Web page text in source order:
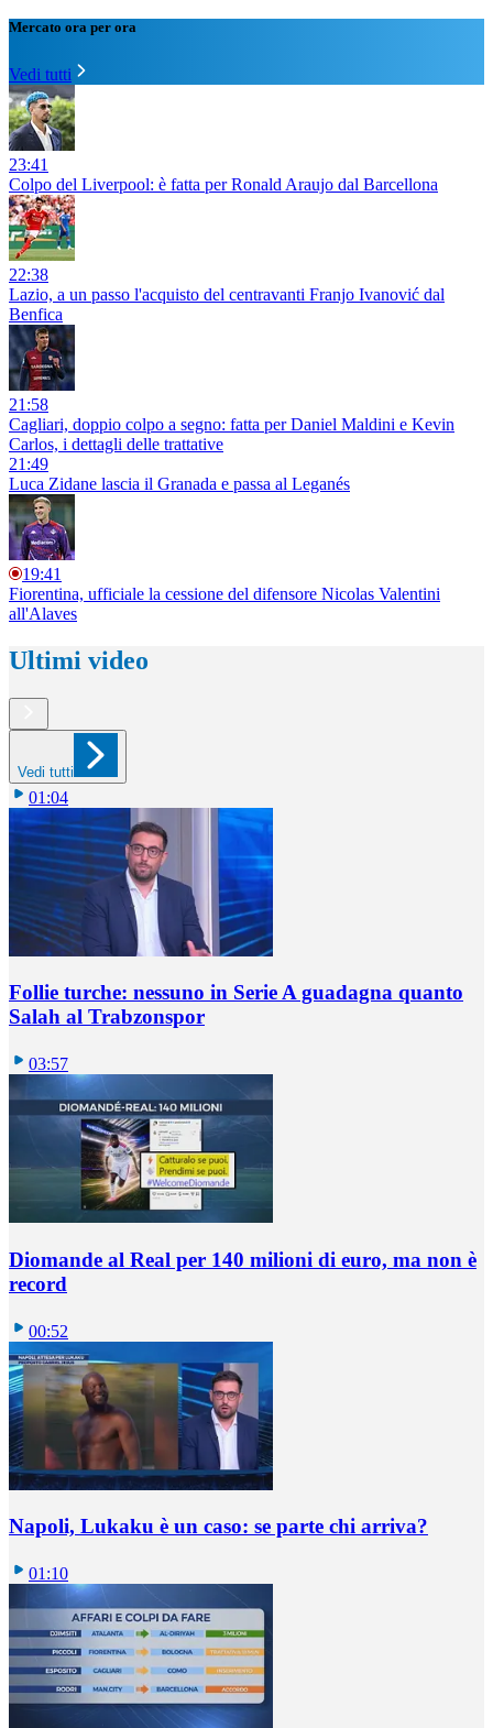
Mercato ora per ora
Vedi tutti
23:41
Colpo del Liverpool: è fatta per Ronald Araujo dal Barcellona
22:38
Lazio, a un passo l'acquisto del centravanti Franjo Ivanović dal
Benfica
21:58
Cagliari, doppio colpo a segno: fatta per Daniel Maldini e Kevin
Carlos, i dettagli delle trattative
21:49
Luca Zidane lascia il Granada e passa al Leganés
19:41
Fiorentina, ufficiale la cessione del difensore Nicolas Valentini
all'Alaves
Ultimi video
Vedi tutti
01:04
Follie turche: nessuno in Serie A guadagna quanto
Salah al Trabzonspor
03:57
Diomande al Real per 140 milioni di euro, ma non è
record
00:52
Napoli, Lukaku è un caso: se parte chi arriva?
01:10